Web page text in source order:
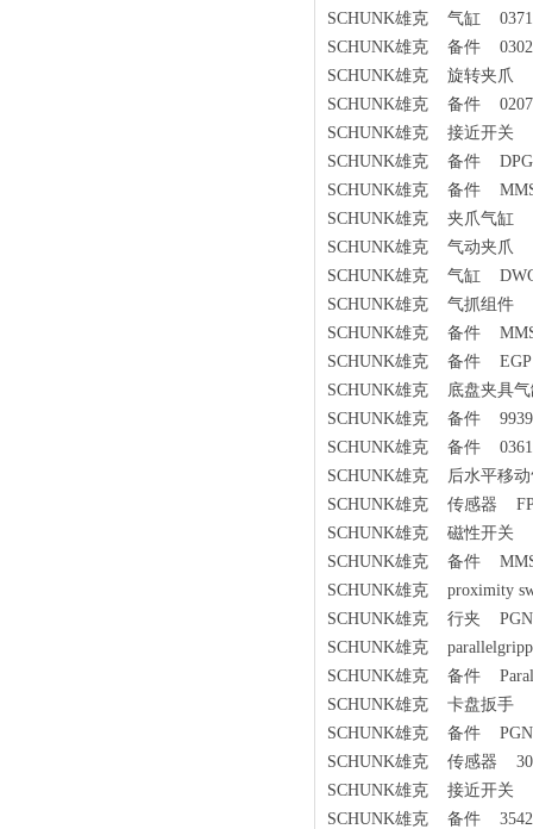
SCHUNK雄克 气缸
SCHUNK雄克 备件
SCHUNK雄克 旋转夹爪
SCHUNK雄克 备件
SCHUNK雄克 接近开关
SCHUNK雄克 备件 DPG-
SCHUNK雄克 备件 MMS
SCHUNK雄克 夹爪气缸
SCHUNK雄克 气动夹爪
SCHUNK雄克 气缸
SCHUNK雄克 气抓组件
SCHUNK雄克 备件
SCHUNK雄克 备件 EGP
SCHUNK雄克 底盘夹具
SCHUNK雄克 备件
SCHUNK雄克 备件
SCHUNK雄克 后水平移
SCHUNK雄克 传感器
SCHUNK雄克 磁性开关
SCHUNK雄克 备件
SCHUNK雄克 proximity
SCHUNK雄克 行夹 PGN-
SCHUNK雄克
SCHUNK雄克 备件
SCHUNK雄克 卡盘扳手
SCHUNK雄克 备件
SCHUNK雄克 传感器
SCHUNK雄克 接近开关
SCHUNK雄克 备件